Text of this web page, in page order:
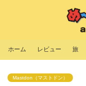
ホーム レビュー 旅
Mastdon（マストドン）